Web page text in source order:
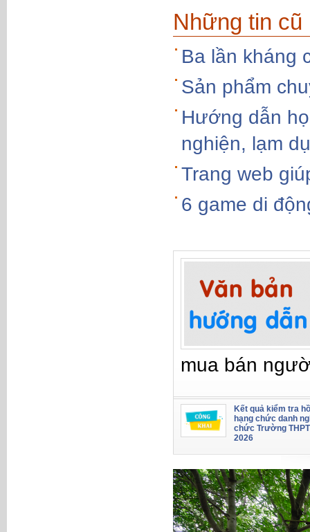
Những tin cũ
Ba lần kháng
Sản phẩm
Hướng dẫn
nghiện, lạm
Trang web
6 game di
mua bán
Kết quả kiểm tra
hạng chức danh
chức Trường
2026